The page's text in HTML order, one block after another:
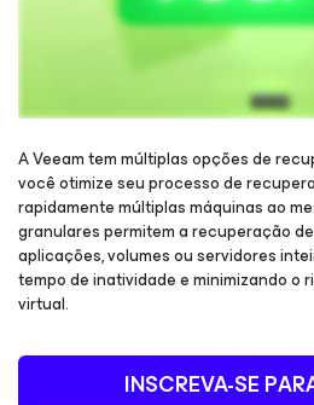
Inscreva-se para ganhar acesso e
A Veeam tem múltiplas opções de
você otimize seu processo de
rapidamente múltiplas máquinas ao
granulares permitem a recuperação
aplicações, volumes ou servidores
tempo de inatividade e minimizando o
virtual.
INSCREVA-SE